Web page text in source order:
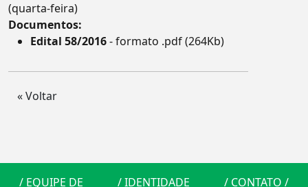
(quarta-feira)
Documentos:
Edital 58/2016- formato .pdf (264Kb)
« Voltar
/ EQUIPE DE /IDENTIDADE / CONTATO /